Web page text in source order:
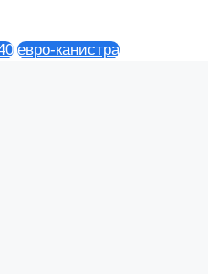
евро-канистра